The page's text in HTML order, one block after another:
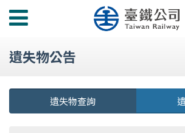
功
選
遺失物公告
遺失物查詢